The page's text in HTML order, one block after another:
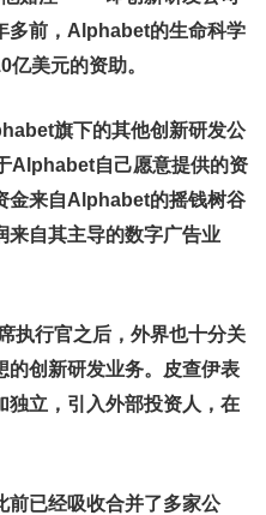
多前，Alphabet的生命科学
美元的资助。
旗下的其他创新研发公
Alphabet自己愿意提供的资
金来自Alphabet的摇钱树谷
来自其主导的数字广告业
执行官之后，外界也十分关
的创新研发业务。皮查伊表
独立，引入外部投资人，在
前已经吸收合并了多家公